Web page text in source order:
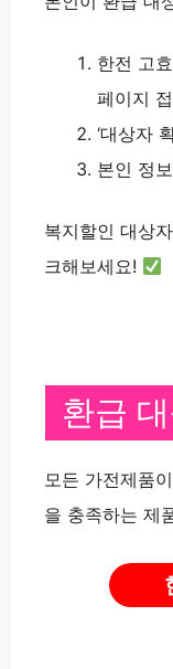
한전 고
페이지
‘대상자
본인 정
복지할인 대상
크해보세요!
환급
모든 가전제품
을 충족하는 제